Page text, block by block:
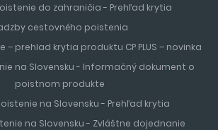
do zahraničia - Prehľad krytia
cestovného poistenia
– prehlad krytia produktu CP PLUS – novinka
na Slovensku - Informačný dokument o
poistnom produkte
na Slovensku - Prehľad krytia
na Slovensku - Zvláštne dojednanie